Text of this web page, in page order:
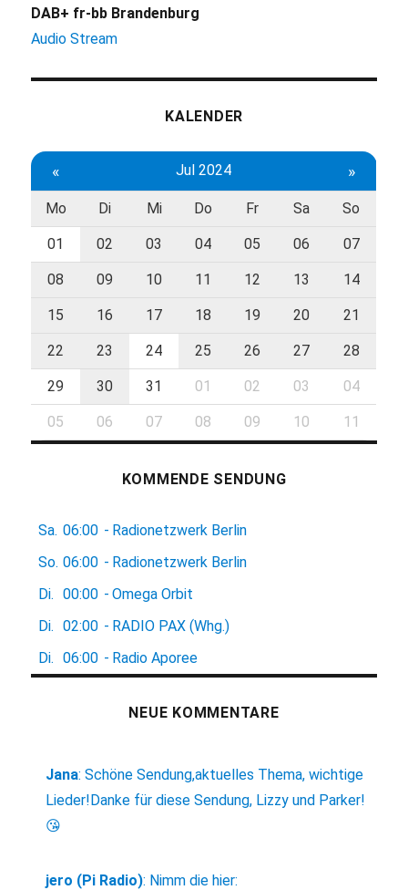
DAB+ fr-bb Brandenburg
Audio Stream
KALENDER
« Jul 2024 »
Mo Di Mi Do Fr Sa So
01 02 03 04 05 06 07
08 09 10 11 12 13 14
15 16 17 18 19 20 21
22 23 24 25 26 27 28
29 30 31 01 02 03 04
05 06 07 08 09 10 11
KOMMENDE SENDUNG
Sa. 06:00 - Radionetzwerk Berlin
So. 06:00 - Radionetzwerk Berlin
Di.
00:00 - Omega Orbit
Di.
02:00 - RADIO PAX (Whg.)
Di.
06:00 - Radio Aporee
NEUE KOMMENTARE
Jana:Schöne Sendung,aktuelles Thema, wichtige
Lieder!Danke für diese Sendung, Lizzy und Parker!
😘
jero (Pi Radio): Nimm die hier: